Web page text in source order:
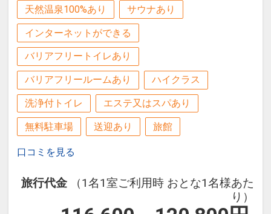
天然温泉100%あり サウナあり
インターネットができる
バリアフリートイレあり
バリアフリールームあり ハイクラス
洗浄付トイレ エステ又はスパあり
無料駐車場 送迎あり 旅館
口コミを見る
旅行代金
（1名1室ご利用時 おとな1名様あた
り）